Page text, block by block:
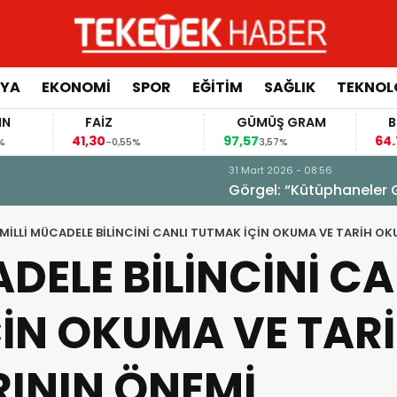
EKONOMİ SPOR EĞİTİM SAĞLIK
FAİZ
41,30
-0,55%
GÜMÜŞ GRAM
97,57
3,57%
BITCOIN
64.777,00
Şekillendiriyor”
MİLLİ MÜCADELE BİLİNCİNİ CANLI TUTMAK İÇİN OKUMA VE TARİH
BİLİNCİNİ
OKUMA VE